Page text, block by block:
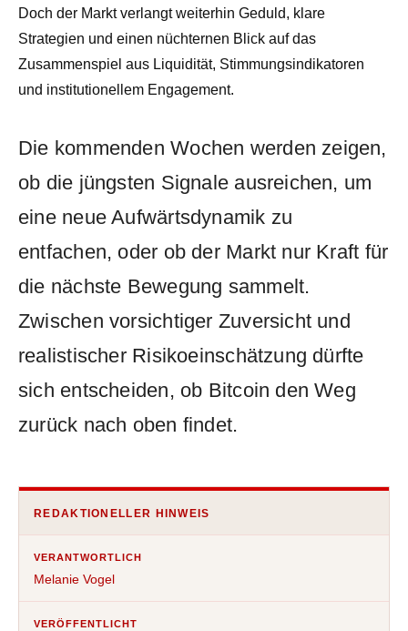
Doch der Markt verlangt weiterhin Geduld, klare
Strategien und einen nüchternen Blick auf das
Zusammenspiel aus Liquidität, Stimmungsindikatoren
und institutionellem Engagement.
Die kommenden Wochen werden zeigen,
ob die jüngsten Signale ausreichen, um
eine neue Aufwärtsdynamik zu
entfachen, oder ob der Markt nur Kraft für
die nächste Bewegung sammelt.
Zwischen vorsichtiger Zuversicht und
realistischer Risikoeinschätzung dürfte
sich entscheiden, ob Bitcoin den Weg
zurück nach oben findet.
REDAKTIONELLER HINWEIS
VERANTWORTLICH
Melanie Vogel
VERÖFFENTLICHT